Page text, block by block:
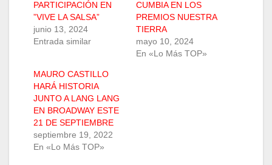
PARTICIPACIÓN EN
”VIVE LA SALSA”
junio 13, 2024
Entrada similar
CUMBIA EN LOS
PREMIOS NUESTRA
TIERRA
mayo 10, 2024
En «Lo Más TOP»
MAURO CASTILLO
HARÁ HISTORIA
JUNTO A LANG LANG
EN BROADWAY ESTE
21 DE SEPTIEMBRE
septiembre 19, 2022
En «Lo Más TOP»